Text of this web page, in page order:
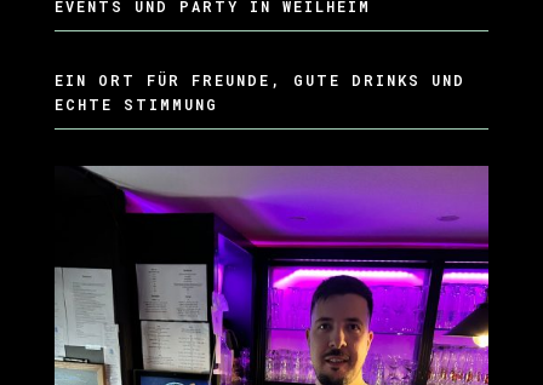
EVENTS UND PARTY IN WEILHEIM
EIN ORT FÜR FREUNDE, GUTE DRINKS UND
ECHTE STIMMUNG